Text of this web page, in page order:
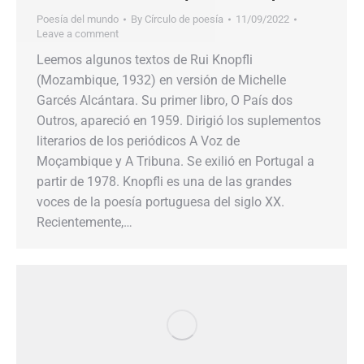
Poesía del mundo By Círculo de poesía
11/09/2022
Leave a comment
Leemos algunos textos de Rui Knopfli
(Mozambique, 1932) en versión de Michelle
Garcés Alcántara. Su primer libro, O País dos
Outros, apareció en 1959. Dirigió los suplementos
literarios de los periódicos A Voz de
Moçambique y A Tribuna. Se exilió en Portugal a
partir de 1978. Knopfli es una de las grandes
voces de la poesía portuguesa del siglo XX.
Recientemente,…